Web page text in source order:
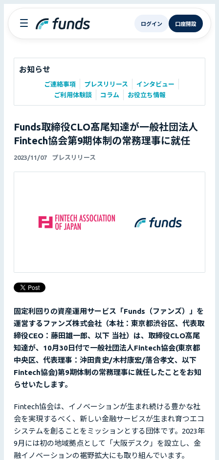
ログイン 口座開設
お知らせ
ご連絡事項 プレスリリース
インタビュー
ご利用体験談
コラム お役立ち情報
Funds取締役CLO髙尾知達が一般社団法人
Fintech協会第9期体制の常務理事に就任
2023/11/07 プレスリリース
固定利回りの資産運用サービス「Funds（ファンズ）」を
運営するファンズ株式会社（本社：東京都渋谷区、代表取
締役CEO：藤田雄一郎、以下 当社）は、取締役CLO髙尾
知達が、10月30日付で一般社団法人Fintech協会(東京都
中央区、代表理事：沖田貴史/木村康宏/落合孝文、以下
Fintech協会)第9期体制の常務理事に就任したことをお知
らせいたします。
Fintech協会は、イノベーションが生まれ続ける豊かな社
会を実現するべく、新しい金融サービスが生まれ育つエコ
システムを創ることをミッションとする団体です。2023年
9月には初の地域拠点として「大阪デスク」を設立し、金
融イノベーションの裾野拡大にも取り組んでいます。